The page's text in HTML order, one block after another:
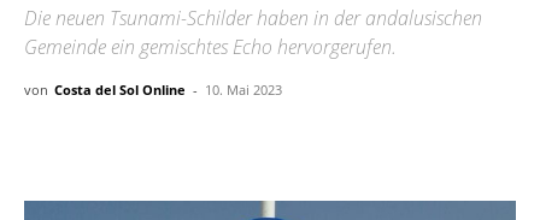
Die neuen Tsunami-Schilder haben in der andalusischen
Gemeinde ein gemischtes Echo hervorgerufen.
von Costa del Sol Online - 10. Mai 2023